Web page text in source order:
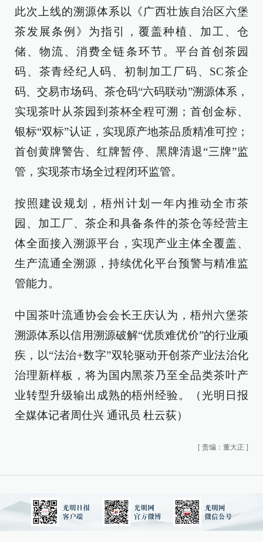
此次上线的溯源体系以《广西壮族自治区六堡
茶发展条例》为指引，覆盖种植、加工、仓
储、物流、消费全链条环节。平台首创茶园
码、茶青经纪人码、初制加工厂码、SC茶企
码、交易市场码、茶仓码“六码联动”溯源体系，
实现茶叶从茶园到茶杯全程可溯；首创金标、
银标“双标”认证，实现原产地茶品质精准可控；
首创黄牌警告、红牌暂停、黑牌清退“三牌”监
管，实现茶市场全过程闭环监管。
按照建设规划，梧州计划一年内推动全市茶
园、加工厂、茶企和具备条件的茶仓等经营主
体全面接入溯源平台，实现产业主体全覆盖、
生产流通全溯源，持续优化平台预警与精准监
管能力。
中国茶叶流通协会会长王庆认为，梧州六堡茶
溯源体系以信用溯源破解“优质难优价”的行业顽
疾，以“法治+数字”双轮驱动开创茶产业法治化
治理新样板，将为国内黑茶乃至全品类茶叶产
业转型升级输出成熟的梧州经验。（光明日报
全媒体记者周仕兴 通讯员 杜云荻）
[ 责编：董大正 ]